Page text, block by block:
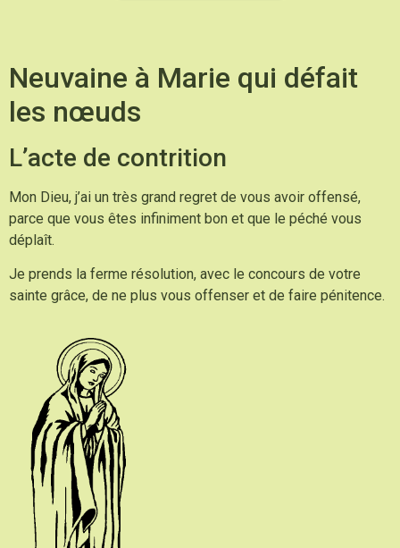
Neuvaine à Marie qui défait
les nœuds
L’acte de contrition
Mon Dieu, j’ai un très grand regret de vous avoir offensé,
parce que vous êtes infiniment bon et que le péché vous
déplaît.
Je prends la ferme résolution, avec le concours de votre
sainte grâce, de ne plus vous offenser et de faire pénitence.